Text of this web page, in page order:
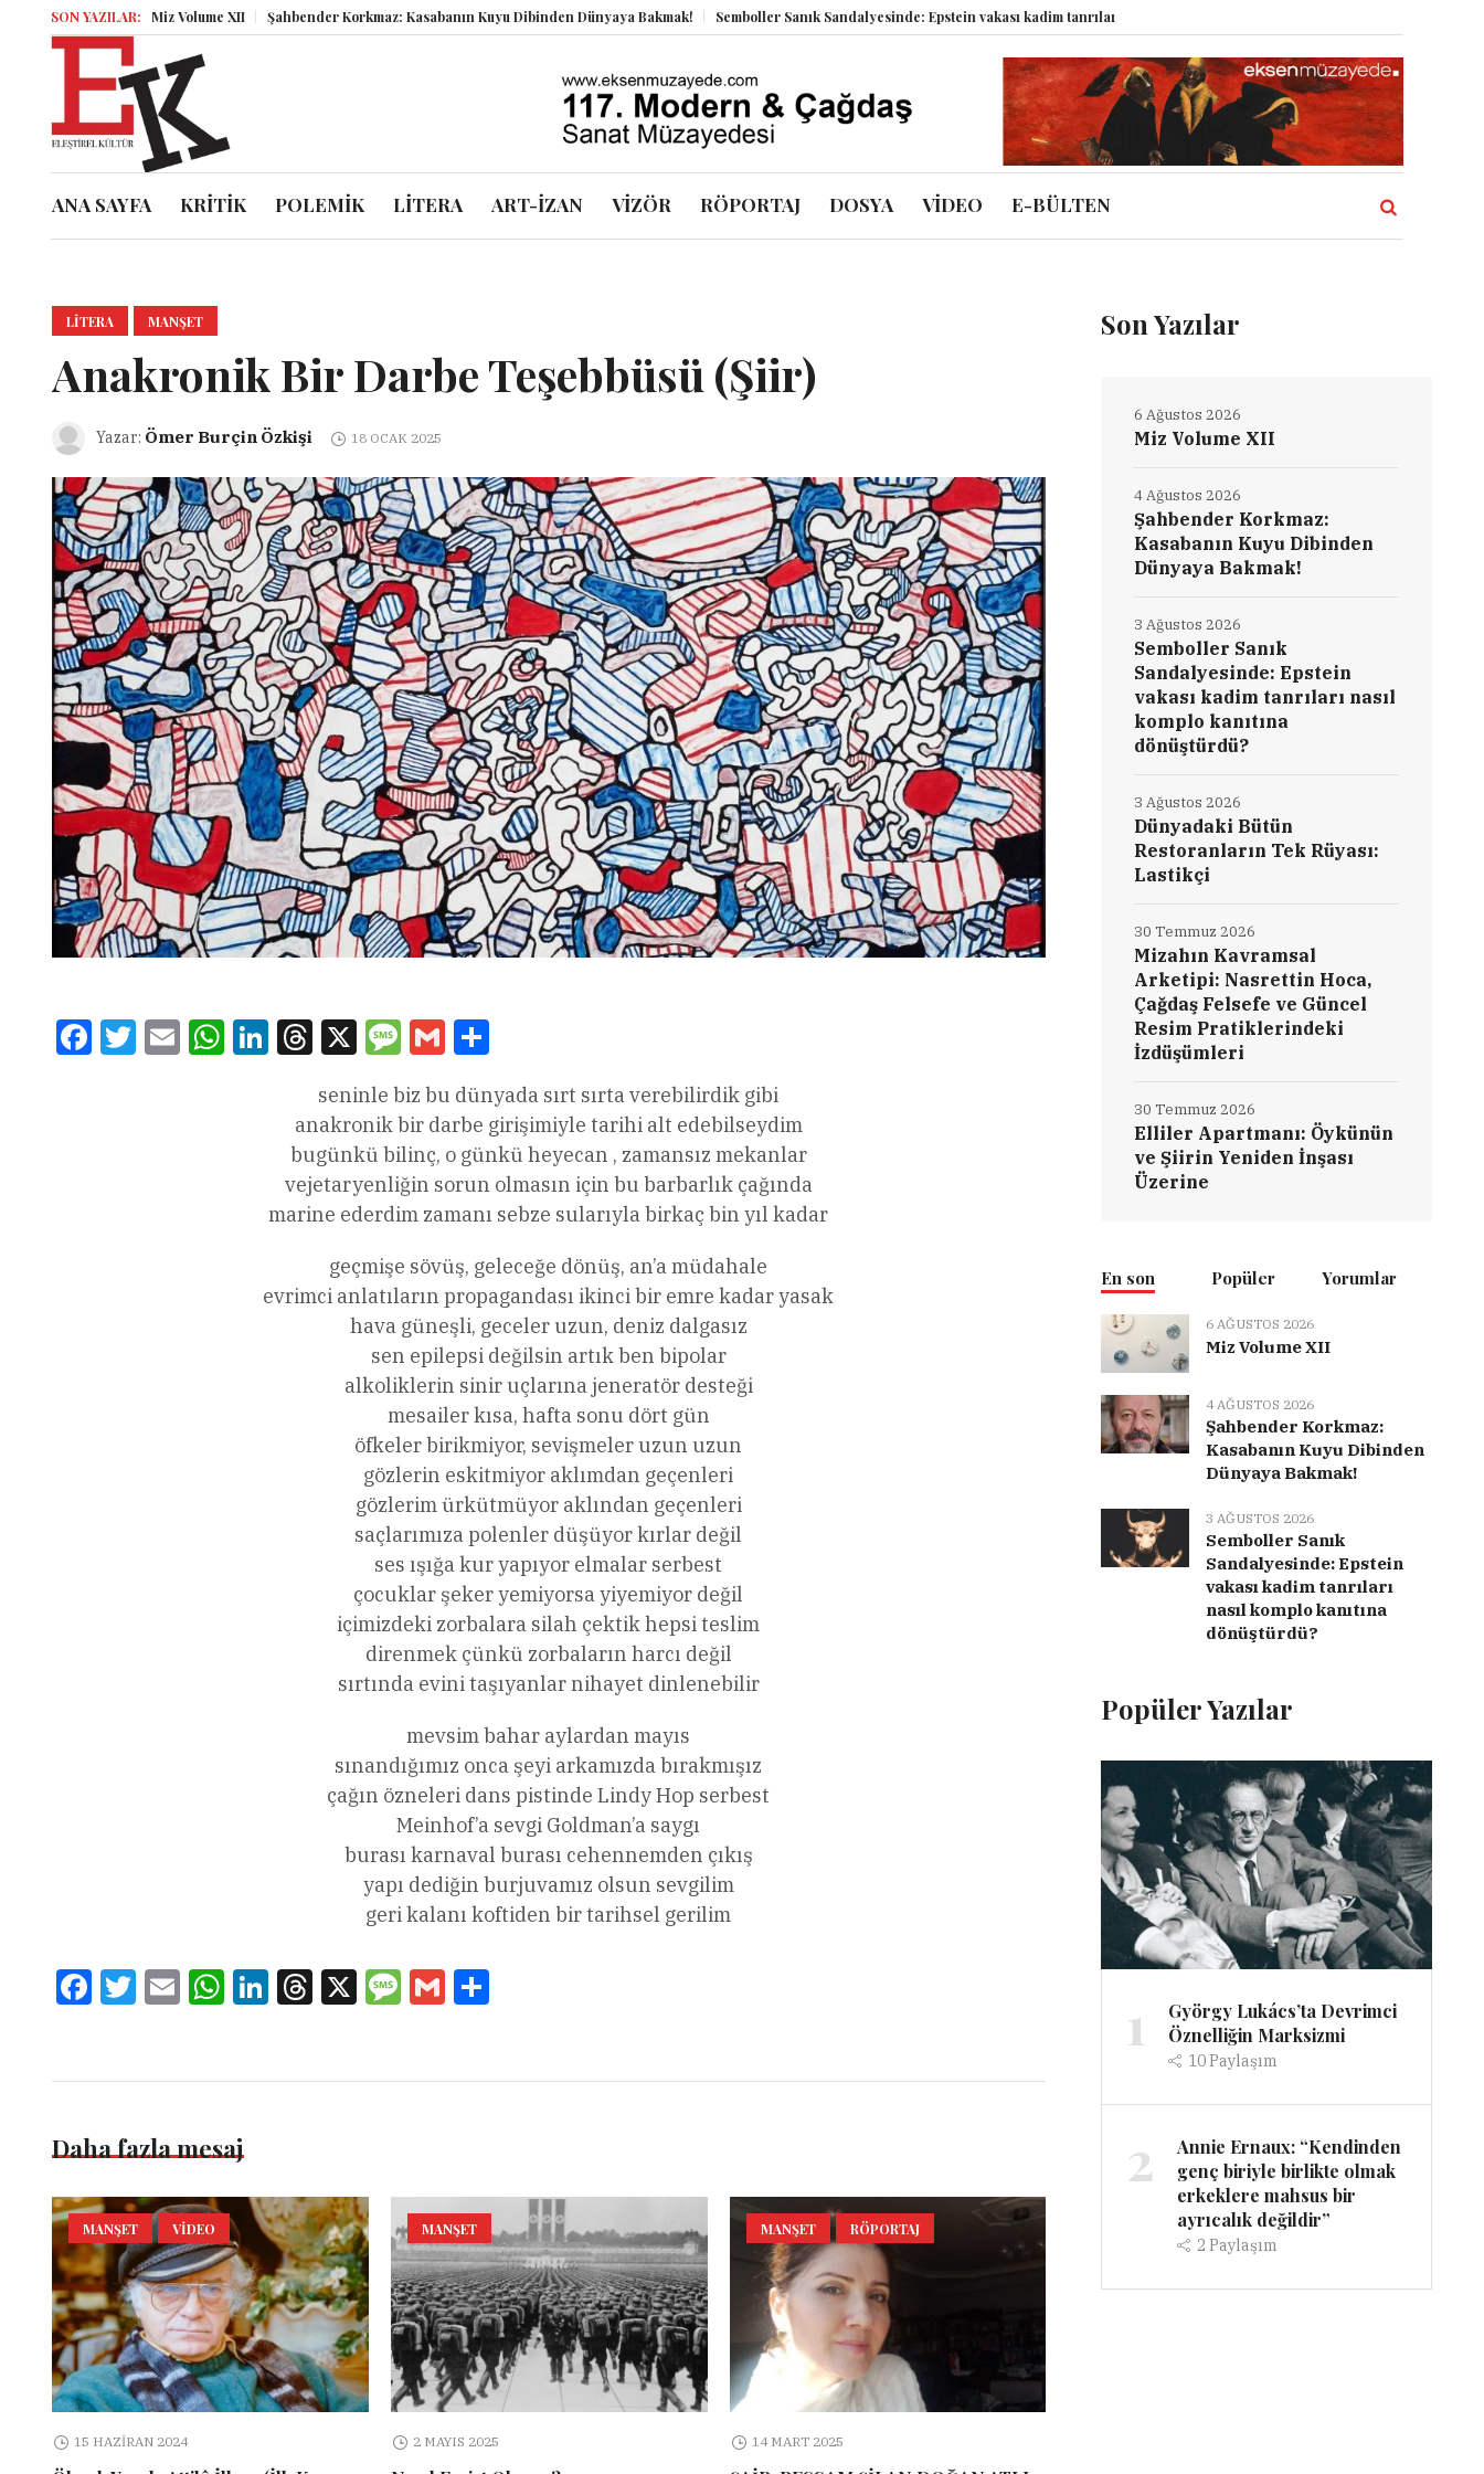
SON YAZILAR:
Miz Volume XII Şahbender Korkmaz: Kasabanın Kuyu Dibinden Dünyaya Bakmak! Semboller Sanık Sandalyesinde: Epstein vakası kadim tanrıları nasıl komplo kanıtına dönüştürdü?
ANA SAYFA KRİTİK POLEMİK LİTERA ART-İZAN VİZÖR RÖPORTAJ DOSYA VİDEO E-BÜLTEN
LITERA MANŞET
Anakronik Bir Darbe Teşebbüsü (Şiir)
Yazar: Ömer Burçin Özkişi 18 OCAK 2025
FacebookTwitterEmail WhatsAppLinkedInThreads
X Message
Gmail
seninle biz bu dünyada sırt sırta verebilirdik gibi
anakronik bir darbe girişimiyle tarihi alt edebilseydim
bugünkü bilinç, o günkü heyecan , zamansız mekanlar
vejetaryenliğin sorun olmasın için bu barbarlık çağında
marine ederdim zamanı sebze sularıyla birkaç bin yıl kadar
geçmişe sövüş, geleceğe dönüş, an’a müdahale
evrimci anlatıların propagandası ikinci bir emre kadar yasak
hava güneşli, geceler uzun, deniz dalgasız
sen epilepsi değilsin artık ben bipolar
alkoliklerin sinir uçlarına jeneratör desteği
mesailer kısa, hafta sonu dört gün
öfkeler birikmiyor, sevişmeler uzun uzun
gözlerin eskitmiyor aklımdan geçenleri
gözlerim ürkütmüyor aklından geçenleri
saçlarımıza polenler düşüyor kırlar değil
ses ışığa kur yapıyor elmalar serbest
çocuklar şeker yemiyorsa yiyemiyor değil
içimizdeki zorbalara silah çektik hepsi teslim
direnmek çünkü zorbaların harcı değil
sırtında evini taşıyanlar nihayet dinlenebilir
mevsim bahar aylardan mayıs
sınandığımız onca şeyi arkamızda bırakmışız
çağın özneleri dans pistinde Lindy Hop serbest
Meinhof’a sevgi Goldman’a saygı
burası karnaval burası cehennemden çıkış
yapı dediğin burjuvamız olsun sevgilim
geri kalanı koftiden bir tarihsel gerilim
FacebookTwitterEmail WhatsAppLinkedInThreads
X Message
Gmail
Daha fazla mesaj
MANŞET VIDEO
15 HAZIRAN 2024
MANŞET
2 MAYIS 2025
MANŞET RÖPORTAJ
14 MART 2025
Son Yazılar
Miz Volume XII
6 Ağustos 2026
Şahbender Korkmaz:
Kasabanın Kuyu Dibinden
Dünyaya Bakmak!
4 Ağustos 2026
Semboller Sanık
Sandalyesinde: Epstein
vakası kadim tanrıları nasıl
komplo kanıtına
dönüştürdü?
3 Ağustos 2026
Dünyadaki Bütün
Restoranların Tek Rüyası:
Lastikçi
3 Ağustos 2026
Mizahın Kavramsal
Arketipi: Nasrettin Hoca,
Çağdaş Felsefe ve Güncel
Resim Pratiklerindeki
İzdüşümleri
30 Temmuz 2026
Elliler Apartmanı: Öykünün
ve Şiirin Yeniden İnşası
Üzerine
30 Temmuz 2026
En son Popüler Yorumlar
6 AĞUSTOS 2026
Miz Volume XII
4 AĞUSTOS 2026
Şahbender Korkmaz:
Kasabanın Kuyu Dibinden
Dünyaya Bakmak!
3 AĞUSTOS 2026
Semboller Sanık
Sandalyesinde: Epstein
vakası kadim tanrıları
nasıl komplo kanıtına
dönüştürdü?
Popüler Yazılar
1
György Lukács’ta Devrimci
Öznelliğin Marksizmi
10Paylaşım
2
Annie Ernaux: “Kendinden
genç biriyle birlikte olmak
erkeklere mahsus bir
ayrıcalık değildir”
2Paylaşım